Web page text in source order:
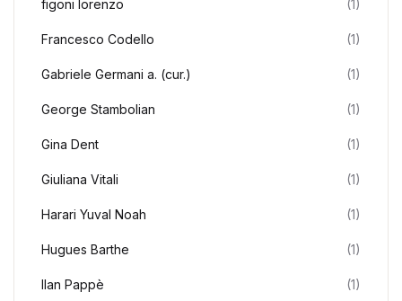
figoni lorenzo (1)
Francesco Codello (1)
Gabriele Germani a. (cur.) (1)
George Stambolian (1)
Gina Dent (1)
Giuliana Vitali (1)
Harari Yuval Noah (1)
Hugues Barthe (1)
Ilan Pappè (1)